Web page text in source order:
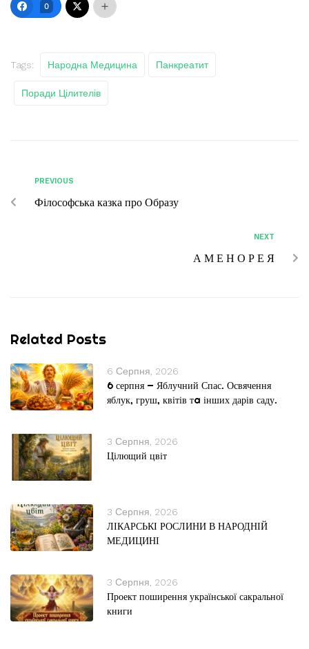
0
Tags: Народна Медицина Панкреатит
Поради Цілителів
PREVIOUS
Філософська казка про Образу
NEXT
А М Е Н О Р Е Я
Related Posts
6 Серпня, 2026
6 серпня — Яблучний Спас. Освячення
яблук, груш, квітів тa інших дарів саду.
3 Серпня, 2026
Цілющий цвіт
3 Серпня, 2026
ЛІКАРСЬКІ РОСЛИНИ В НАРОДНІЙ
МЕДИЦИНІ
3 Серпня, 2026
Проект поширення української сакральної
книги